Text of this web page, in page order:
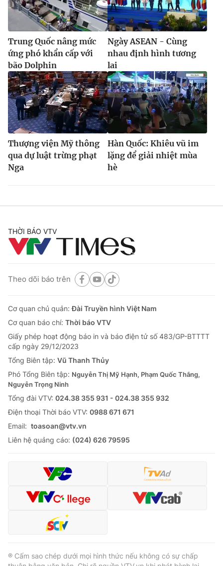
Trung Quốc nâng mức
ứng phó khẩn cấp với
bão Dolphin
Ngày ASEAN - Cùng
nhau định hình tương
lai
Thượng viện Mỹ thông
qua dự luật trừng phạt
Nga
Hàn Quốc: Khiêu vũ im
lặng để giải nhiệt mùa
hè
THỜI BÁO VTV
Theo dõi báo trên
Cơ quan chủ quản:Đài Truyền hình Việt Nam
Cơ quan báo chí: Thời báo VTV
Giấy phép hoạt động báo in và báo điện tử số 483/GP-BTTTT
cấp ngày 29/12/2023
Tổng Biên tập: Vũ Thanh Thủy
Phó Tổng Biên tập: Nguyễn Thị Mỹ Hạnh, Phạm Quốc Thắng,
Nguyễn Trọng Ninh
Tổng đài VTV: 024.38 355 931 - 024.38 355 932
Ðiện thoại Thời báo VTV: 0988 671 671
Email: toasoan@vtv.vn
Liên hệ quảng cáo: (024) 626 79595
® Cấm sao chép dưới mọi hình thức nếu không có sự chấp